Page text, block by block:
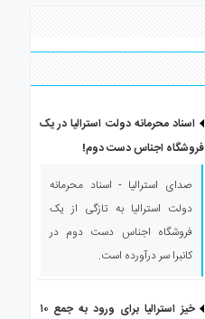
اسناد محرمانه دولت استرالیا در یک
فروشگاه اجناس دست دوم!
صدای استرالیا - اسناد محرمانه
دولت استرالیا به تازگی از یک
فروشگاه اجناس دست دوم در
کانبرا سر درآورده است.
خیز استرالیا برای ورود به جمع ۱۰